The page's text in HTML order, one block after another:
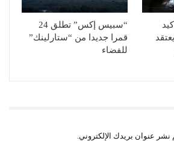
“سبيس إكس” تطلق 24
قمرا جديدا من “ستارلينك”
للفضاء
نشر عنوان بريدك الإلكتروني.